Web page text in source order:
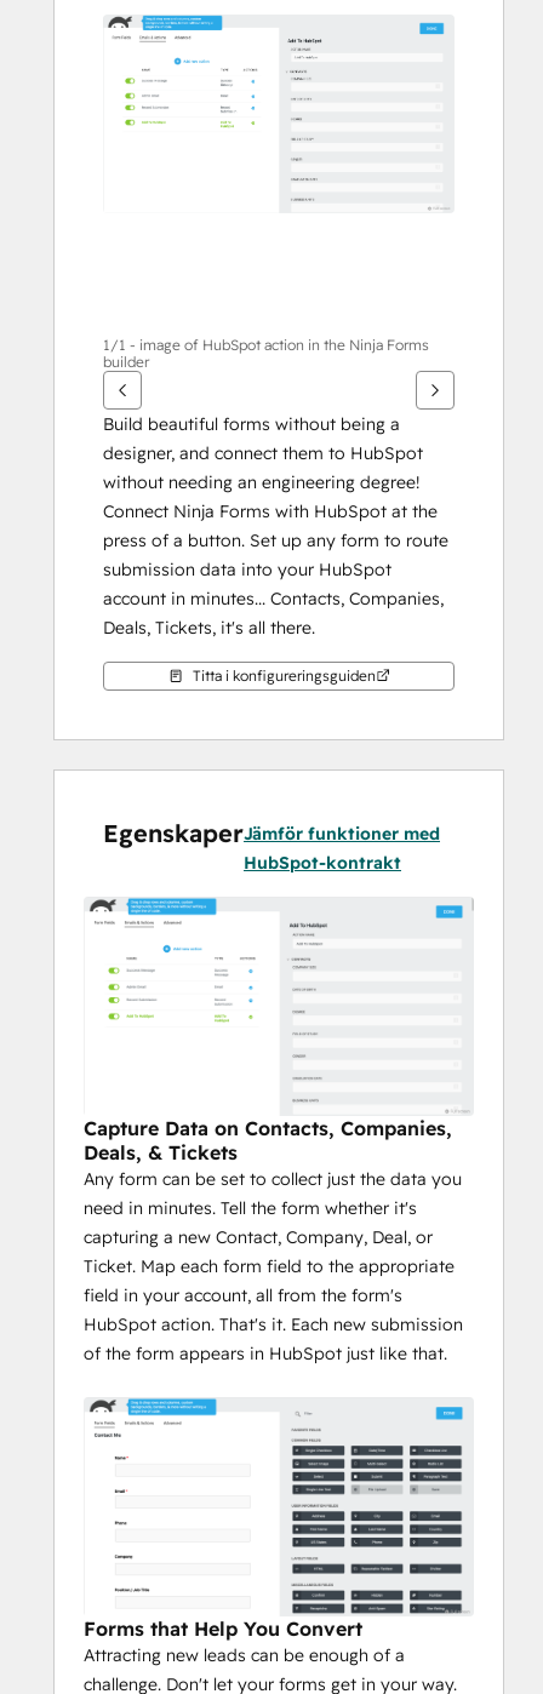
se
alternativ
1/1 - image of HubSpot action in the Ninja Forms
builder
Build beautiful forms without being a
designer, and connect them to HubSpot
without needing an engineering degree!
Connect Ninja Forms with HubSpot at the
press of a button. Set up any form to route
submission data into your HubSpot
account in minutes... Contacts, Companies,
Deals, Tickets, it's all there.
Titta i konfigureringsguiden
EgenskaperJämför funktioner med
HubSpot-kontrakt
Capture Data on Contacts, Companies,
Deals, & Tickets
Any form can be set to collect just the data you
need in minutes. Tell the form whether it's
capturing a new Contact, Company, Deal, or
Ticket. Map each form field to the appropriate
field in your account, all from the form's
HubSpot action. That's it. Each new submission
of the form appears in HubSpot just like that.
Forms that Help You Convert
Attracting new leads can be enough of a
challenge. Don't let your forms get in your way.